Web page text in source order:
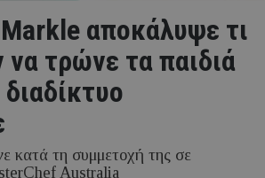
αποκάλυψε τι
να τρώνε τα παιδιά
κατά τη συμμετοχή της σε
Australia